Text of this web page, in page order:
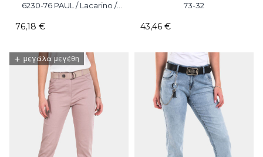
6230-76 PAUL / Lacarino /
76,18 €
73-32
43,46 €
+ μεγάλα μεγέθη